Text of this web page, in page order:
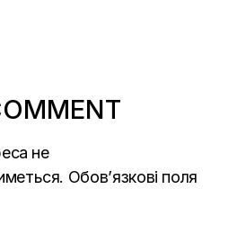
не
Обов’язкові поля